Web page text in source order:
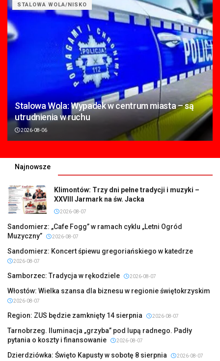
STALOWA WOLA/NISKO
Stalowa Wola: Wypadek w centrum miasta – są
utrudnienia w ruchu
2026-08-06
Najnowsze
Klimontów: Trzy dni pełne tradycji i muzyki –
XXVIII Jarmark na św. Jacka
2026-08-07
Sandomierz: „Cafe Fogg” w ramach cyklu „Letni Ogród
Muzyczny”
2026-08-07
Sandomierz: Koncert śpiewu gregoriańskiego w katedrze
2026-08-07
Samborzec: Tradycja w rękodziele 2026-08-07
Włostów: Wielka szansa dla biznesu w regionie świętokrzyskim
2026-08-07
Region: ZUS będzie zamknięty 14 sierpnia 2026-08-07
Tarnobrzeg. Iluminacja „grzyba” pod lupą radnego. Padły
pytania o koszty i finansowanie
2026-08-07
Dzierdziówka: Święto Kapusty w sobotę 8 sierpnia 2026-08-07